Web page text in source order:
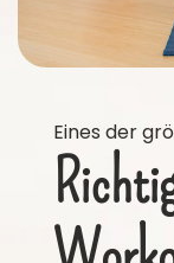
Eines der